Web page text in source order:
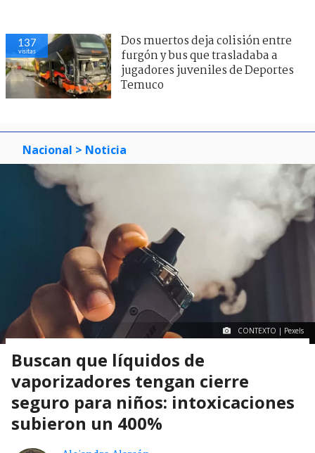
137
visitas
Dos muertos deja colisión entre
furgón y bus que trasladaba a
jugadores juveniles de Deportes
Temuco
Nacional > Noticia
CONTEXTO | Pexels
Buscan que líquidos de
vaporizadores tengan cierre
seguro para niños: intoxicaciones
subieron un 400%